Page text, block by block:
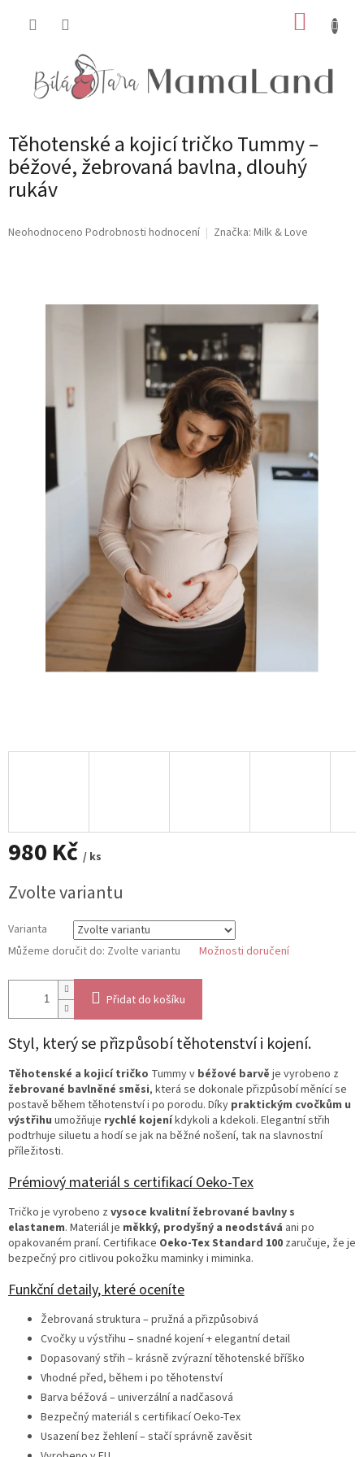
Těhotenské a kojicí tričko Tummy –
béžové, žebrovaná bavlna, dlouhý
rukáv
Průměrné
Neohodnoceno Podrobnosti hodnocení Značka: Milk & Love
980 Kč / ks
cena:
Zvolte variantu
Varianta
Můžeme doručit do: Zvolte variantu Možnosti doručení
Přidat do košíku
Styl, který se přizpůsobí těhotenství i kojení.
Těhotenské a kojicí tričko Tummy v béžové barvě je vyrobeno z
žebrované bavlněné směsi, která se dokonale přizpůsobí měnící se
postavě během těhotenství i po porodu. Díky praktickým cvočkům u
výstřihu umožňuje rychlé kojeníkdykoli a kdekoli. Elegantní střih
podtrhuje siluetu a hodí se jak na běžné nošení, tak na slavnostní
příležitosti.
Prémiový materiál s certifikací Oeko-Tex
Tričko je vyrobeno z vysoce kvalitní žebrované bavlny s
elastanem. Materiál je měkký, prodyšný a neodstává ani po
opakovaném praní. Certifikace Oeko-Tex Standard 100 zaručuje, že je
bezpečný pro citlivou pokožku maminky i miminka.
Funkční detaily, které oceníte
Žebrovaná struktura – pružná a přizpůsobivá
Cvočky u výstřihu – snadné kojení + elegantní detail
Dopasovaný střih – krásně zvýrazní těhotenské bříško
Vhodné před, během i po těhotenství
Barva béžová – univerzální a nadčasová
Bezpečný materiál s certifikací Oeko-Tex
Usazení bez žehlení – stačí správně zavěsit